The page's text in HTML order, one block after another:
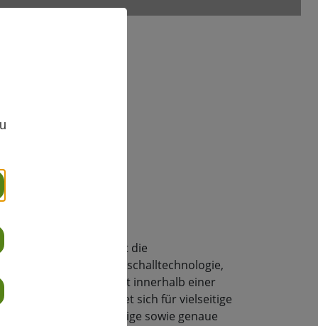
misst die
mithilfe von Ultraschalltechnologie,
innerhalb einer
Das System eignet sich für vielseitige
bietet eine zuverlässige sowie genaue